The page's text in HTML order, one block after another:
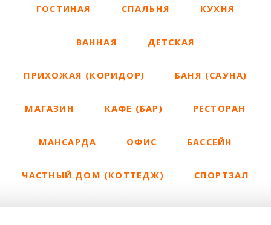
ГОСТИНАЯ СПАЛЬНЯ КУХНЯ
ВАННАЯ ДЕТСКАЯ
ПРИХОЖАЯ (КОРИДОР) БАНЯ (САУНА)
МАГАЗИН КАФЕ (БАР) РЕСТОРАН
МАНСАРДА ОФИС БАССЕЙН
ЧАСТНЫЙ ДОМ (КОТТЕДЖ) СПОРТЗАЛ